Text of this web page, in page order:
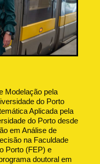
Modelação pela
do Porto
Aplicada pela
do Porto desde
em Análise de
na Faculdade
Porto (FEP) e
doutoral em